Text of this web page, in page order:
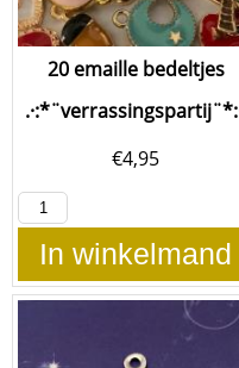
20 emaille bedeltjes
€4,95
In winkelmand